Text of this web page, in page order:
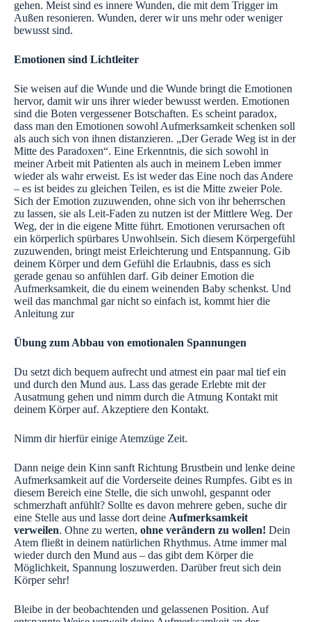
gehen. Meist sind es innere Wunden, die mit dem Trigger im
Außen resonieren. Wunden, derer wir uns mehr oder weniger
bewusst sind.
Emotionen sind Lichtleiter
Sie weisen auf die Wunde und die Wunde bringt die Emotionen
hervor, damit wir uns ihrer wieder bewusst werden. Emotionen
sind die Boten vergessener Botschaften. Es scheint paradox,
dass man den Emotionen sowohl Aufmerksamkeit schenken soll
als auch sich von ihnen distanzieren. „Der Gerade Weg ist in der
Mitte des Paradoxen“. Eine Erkenntnis, die sich sowohl in
meiner Arbeit mit Patienten als auch in meinem Leben immer
wieder als wahr erweist. Es ist weder das Eine noch das Andere
– es ist beides zu gleichen Teilen, es ist die Mitte zweier Pole.
Sich der Emotion zuzuwenden, ohne sich von ihr beherrschen
zu lassen, sie als Leit-Faden zu nutzen ist der Mittlere Weg. Der
Weg, der in die eigene Mitte führt. Emotionen verursachen oft
ein körperlich spürbares Unwohlsein. Sich diesem Körpergefühl
zuzuwenden, bringt meist Erleichterung und Entspannung. Gib
deinem Körper und dem Gefühl die Erlaubnis, dass es sich
gerade genau so anfühlen darf. Gib deiner Emotion die
Aufmerksamkeit, die du einem weinenden Baby schenkst. Und
weil das manchmal gar nicht so einfach ist, kommt hier die
Anleitung zur
Übung zum Abbau von emotionalen Spannungen
Du setzt dich bequem aufrecht und atmest ein paar mal tief ein
und durch den Mund aus. Lass das gerade Erlebte mit der
Ausatmung gehen und nimm durch die Atmung Kontakt mit
deinem Körper auf. Akzeptiere den Kontakt.
Nimm dir hierfür einige Atemzüge Zeit.
Dann neige dein Kinn sanft Richtung Brustbein und lenke deine
Aufmerksamkeit auf die Vorderseite deines Rumpfes. Gibt es in
diesem Bereich eine Stelle, die sich unwohl, gespannt oder
schmerzhaft anfühlt? Sollte es davon mehrere geben, suche dir
eine Stelle aus und lasse dort deine Aufmerksamkeit
verweilen. Ohne zu werten, ohne verändern zu wollen! Dein
Atem fließt in deinem natürlichen Rhythmus. Atme immer mal
wieder durch den Mund aus – das gibt dem Körper die
Möglichkeit, Spannung loszuwerden. Darüber freut sich dein
Körper sehr!
Bleibe in der beobachtenden und gelassenen Position. Auf